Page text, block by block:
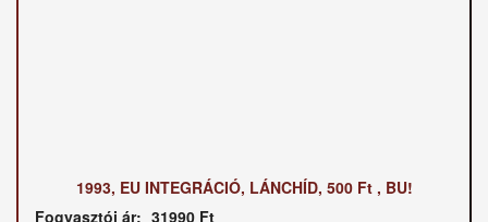
1993, EU INTEGRÁCIÓ, LÁNCHÍD, 500 Ft , BU!
Fogyasztói ár: 31990 Ft